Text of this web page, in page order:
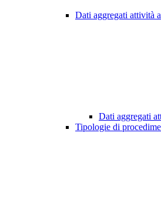
Dati aggregati attività
Dati aggregati
Tipologie di